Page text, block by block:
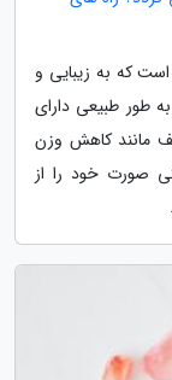
که به زیبایی و
طور طبیعی دارای
مانند کاهش وزن
صورت خود را از